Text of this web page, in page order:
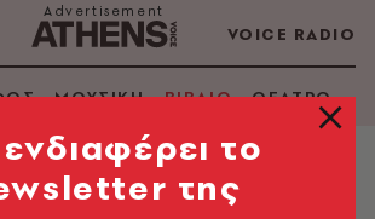
VOICE RADIO
ΜΟΥΣΙΚΗ ΒΙΒΛΙΟ ΘΕΑΤΡΟ -
το
της